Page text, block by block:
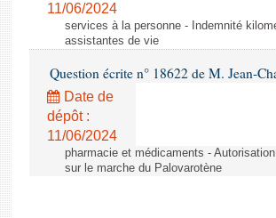
11/06/2024
services à la personne - Indemnité
assistantes de vie
Question écrite n° 18622 de M. Jean-
Date de
dépôt :
11/06/2024
pharmacie et médicaments -
sur le marche du Palovarotène